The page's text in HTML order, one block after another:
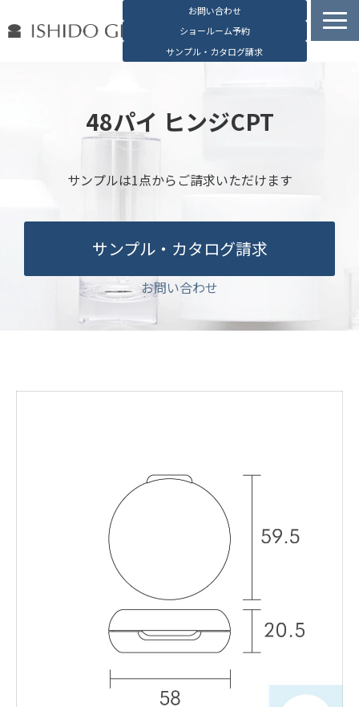
お問い合わせ
ショールーム予約
サンプル・カタログ請求
石堂硝子の特長
お役立ち資料
ブログ
会社概要
English
48パイ ヒンジCPT
サンプルは1点からご請求いただけます
サンプル・カタログ請求
お問い合わせ